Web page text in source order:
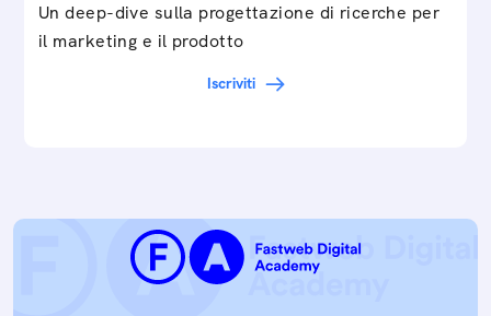
Un deep-dive sulla progettazione di ricerche per
il marketing e il prodotto
Iscriviti